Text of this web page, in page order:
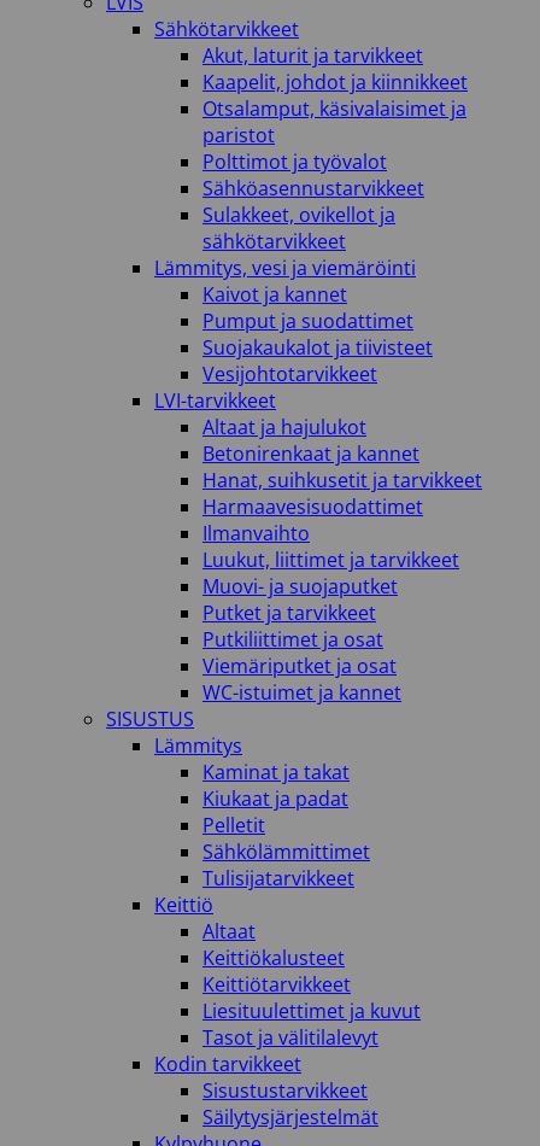
Sähkötarvikkeet
Akut, laturit ja tarvikkeet
Kaapelit, johdot ja kiinnikkeet
Otsalamput, käsivalaisimet ja
paristot
Polttimot ja työvalot
Sähköasennustarvikkeet
Sulakkeet, ovikellot ja
sähkötarvikkeet
Lämmitys, vesi ja viemäröinti
Kaivot ja kannet
Pumput ja suodattimet
Suojakaukalot ja tiivisteet
Vesijohtotarvikkeet
LVI-tarvikkeet
Altaat ja hajulukot
Betonirenkaat ja kannet
Hanat, suihkusetit ja tarvikkeet
Harmaavesisuodattimet
Ilmanvaihto
Luukut, liittimet ja tarvikkeet
Muovi- ja suojaputket
Putket ja tarvikkeet
Putkiliittimet ja osat
Viemäriputket ja osat
WC-istuimet ja kannet
SISUSTUS
Lämmitys
Kaminat ja takat
Kiukaat ja padat
Pelletit
Sähkölämmittimet
Tulisijatarvikkeet
Keittiö
Altaat
Keittiökalusteet
Keittiötarvikkeet
Liesituulettimet ja kuvut
Tasot ja välitilalevyt
Kodin tarvikkeet
Sisustustarvikkeet
Säilytysjärjestelmät